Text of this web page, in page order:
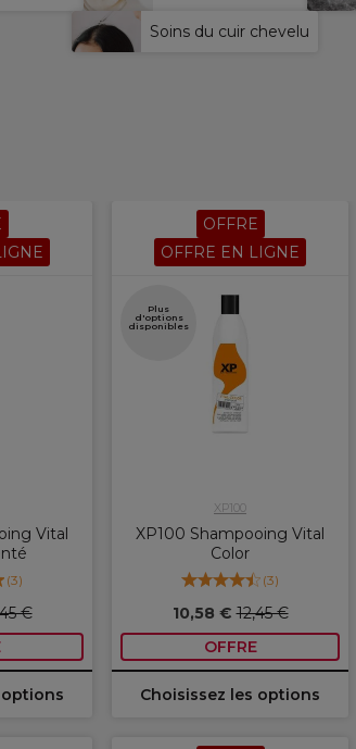
Soins du cuir chevelu
Vital
(3)
€
options
OFFRE
OFFRE EN LIGNE
Plus
d'options
disponibles
XP100
XP100 Shampooing Vital
Color
(3)
10,58 €12,45 €
OFFRE
Choisissez les options